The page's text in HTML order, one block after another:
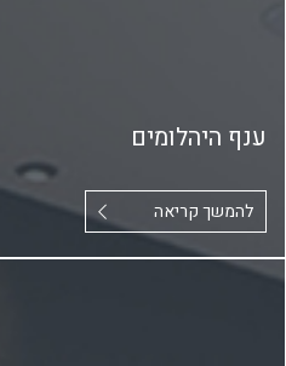
ענף היהלומים
להמשך קריאה